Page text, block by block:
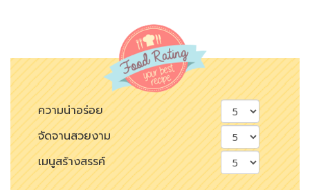
ความน่าอร่อย
จัดจานสวยงาม
เมนูสร้างสรรค์